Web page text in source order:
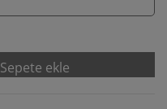
Sepete ekle